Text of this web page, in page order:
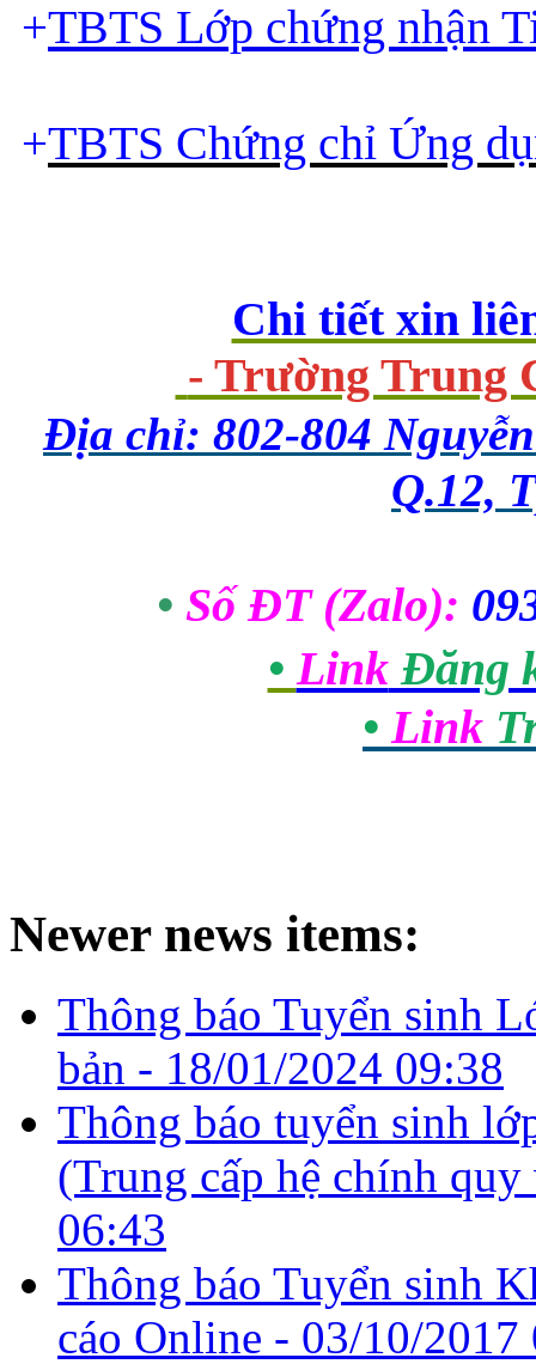
+TBTS Lớp chứng nhận
+TBTS Chứng chỉ Ứng
Chi tiết xin
- Trường Trung
Địa chỉ: 802-804
Q.12,
• Số ĐT (Zalo):
• Link Đăng
• Link
Newer news items:
Thông báo Tuyển sinh
bản - 18/01/2024 09:38
Thông báo tuyển sinh
(Trung cấp hệ chính
06:43
Thông báo Tuyển sinh
cáo Online - 03/10/2017